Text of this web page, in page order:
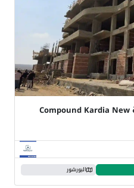
كمبوند كارديا العاصمة الإدارية Compound Kardia New
البورشور